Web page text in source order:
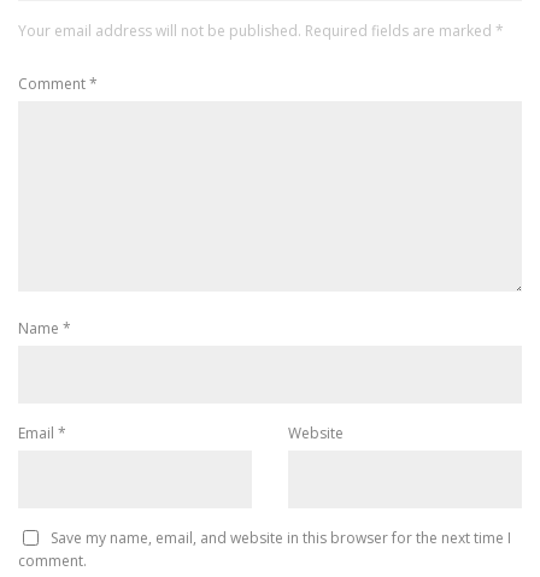
Your email address will not be published. Required fields are marked *
Comment*
Name *
Email * Website
Save my name, email, and website in this browser for the next time I
comment.